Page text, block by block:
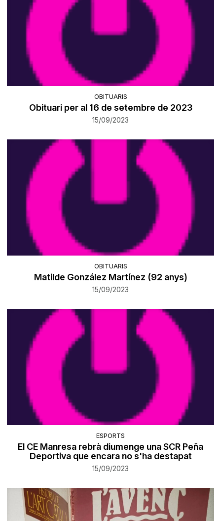
OBITUARIS
Obituari per al 16 de setembre de 2023
15/09/2023
OBITUARIS
Matilde González Martínez (92 anys)
15/09/2023
ESPORTS
El CE Manresa rebrà diumenge una SCR Peña
Deportiva que encara no s'ha destapat
15/09/2023